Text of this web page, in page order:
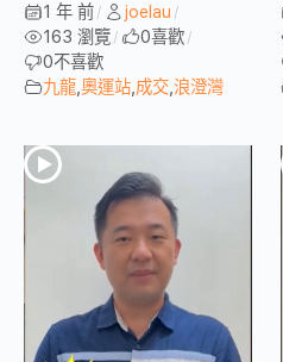
1 年 前 / joelau /
163 瀏覽 / 0喜歡 /
0不喜歡
九龍 奧運站 成交 浪澄灣